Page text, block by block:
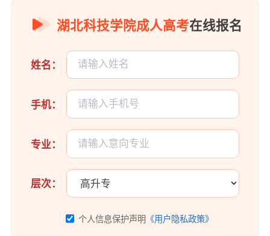
湖北科技学院成人高考在线报名
姓名：
手机：
专业：
层次：
个人信息保护声明 《用户隐私政策》